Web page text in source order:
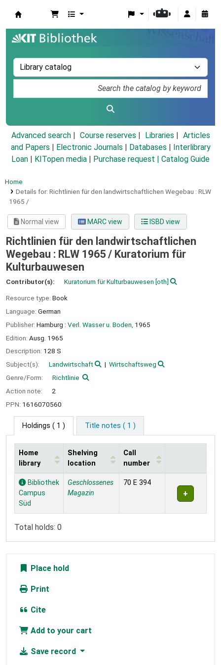
Advanced search Course reserves Libraries
Articles
and Papers
Electronic Journals Databases
Interlibrary
Loan
KITopen media Purchase request | Catalog Guide
Home
Details for: Richtlinien für den landwirtschaftlichen Wegebau : RLW
1965 /
Normal view MARC view ISBD view
Richtlinien für den landwirtschaftlichen
Wegebau : RLW 1965 / Kuratorium für
Kulturbauwesen
Contributor(s): Kuratorium für Kulturbauwesen [oth]
Resource type: Book
Language: German
Publisher: Hamburg : Verl. Wasser u. Boden, 1965
Edition: Ausg. 1965
Description: 128 S
Subject(s):
Landwirtschaft
Wirtschaftsweg
Genre/Form:
Richtlinie
Action note:
2
PPN: 1616070560
Holdings ( 1 ) Title notes ( 1 )
Holdings
Home
library
Shelving
location
Call
number
Bibliothek
Campus
Süd
Geschlossenes
Magazin
70 E 394
Total holds: 0
Place hold
Print
Cite
Add to your cart
Save record